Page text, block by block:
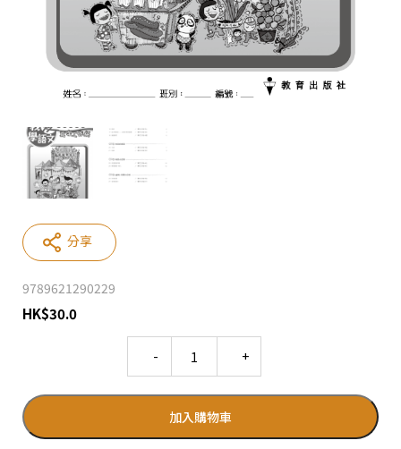
9789621290229
HK$30.0
加入購物車
分享